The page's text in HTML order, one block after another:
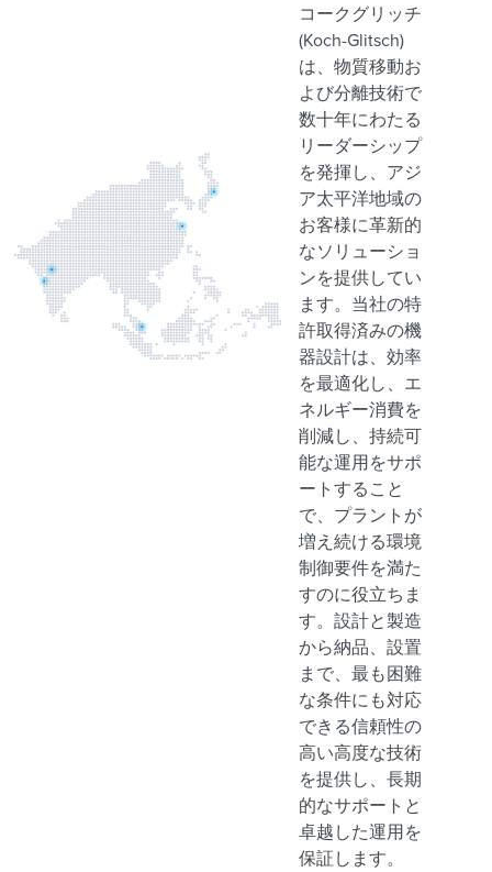
コークグリッチ
(Koch-Glitsch)
は、物質移動お
よび分離技術で
数十年にわたる
リーダーシップ
を発揮し、アジ
ア太平洋地域の
お客様に革新的
なソリューショ
ンを提供してい
ます。当社の特
許取得済みの機
器設計は、効率
を最適化し、エ
ネルギー消費を
削減し、持続可
能な運用をサポ
ートすること
で、プラントが
増え続ける環境
制御要件を満た
すのに役立ちま
す。設計と製造
から納品、設置
まで、最も困難
な条件にも対応
できる信頼性の
高い高度な技術
を提供し、長期
的なサポートと
卓越した運用を
保証します。